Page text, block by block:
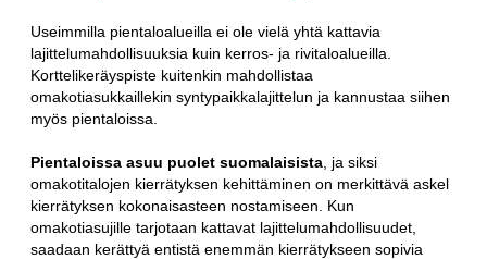
Useimmilla pientaloalueilla ei ole vielä yhtä kattavia
lajittelumahdollisuuksia kuin kerros- ja rivitaloalueilla.
Korttelikeräyspiste kuitenkin mahdollistaa
omakotiasukkaillekin syntypaikkalajittelun ja kannustaa siihen
myös pientaloissa.
Pientaloissa asuu puolet suomalaisista , ja siksi
omakotitalojen kierrätyksen kehittäminen on merkittävä askel
kierrätyksen kokonaisasteen nostamiseen. Kun
omakotiasujille tarjotaan kattavat lajittelumahdollisuudet,
saadaan kerättyä entistä enemmän kierrätykseen sopivia